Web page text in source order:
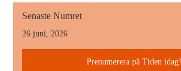
Senaste Numret
26 juni, 2026
Prenumerera på Tiden idag!